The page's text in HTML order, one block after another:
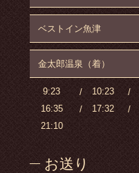
ベストイン魚津
金太郎温泉（着）
9:23 10:23
16:35
17:32
21:10
お送り